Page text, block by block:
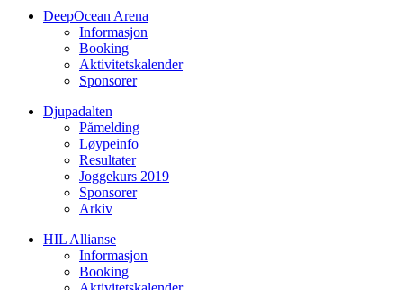
DeepOcean Arena
Informasjon
Booking
Aktivitetskalender
Sponsorer
Djupadalten
Påmelding
Løypeinfo
Resultater
Joggekurs 2019
Sponsorer
Arkiv
HIL Allianse
Informasjon
Booking